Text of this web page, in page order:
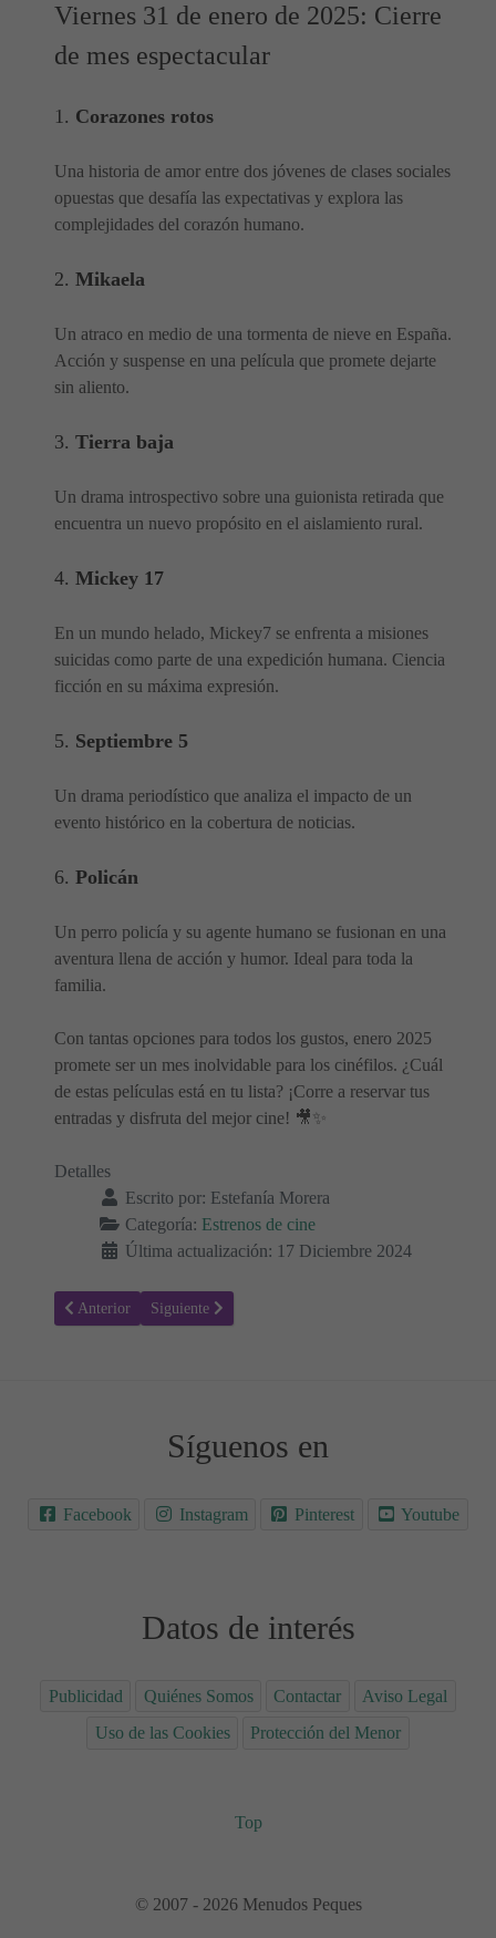
Viernes 31 de enero de 2025: Cierre
de mes espectacular
1. Corazones rotos
Una historia de amor entre dos jóvenes de clases sociales
opuestas que desafía las expectativas y explora las
complejidades del corazón humano.
2. Mikaela
Un atraco en medio de una tormenta de nieve en España.
Acción y suspense en una película que promete dejarte
sin aliento.
3. Tierra baja
Un drama introspectivo sobre una guionista retirada que
encuentra un nuevo propósito en el aislamiento rural.
4. Mickey 17
En un mundo helado, Mickey7 se enfrenta a misiones
suicidas como parte de una expedición humana. Ciencia
ficción en su máxima expresión.
5. Septiembre 5
Un drama periodístico que analiza el impacto de un
evento histórico en la cobertura de noticias.
6. Policán
Un perro policía y su agente humano se fusionan en una
aventura llena de acción y humor. Ideal para toda la
familia.
Con tantas opciones para todos los gustos, enero 2025
promete ser un mes inolvidable para los cinéfilos. ¿Cuál
de estas películas está en tu lista? ¡Corre a reservar tus
entradas y disfruta del mejor cine! 🎥✨
Detalles
Escrito por: Estefanía Morera
Categoría: Estrenos de cine
Última actualización: 17 Diciembre 2024
Artículo anterior: Estrenos de Cine en España para Febrero 2025
Anterior Artículo siguiente: Estrenos de Netflix para la
Siguiente
Síguenos en
Facebook Instagram Pinterest Youtube
Datos de interés
Publicidad Quiénes Somos Contactar
Aviso Legal
Uso de las Cookies
Protección del Menor
Top
© 2007 - 2026 Menudos Peques